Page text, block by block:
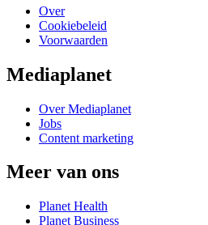
Over
Cookiebeleid
Voorwaarden
Mediaplanet
Over Mediaplanet
Jobs
Content marketing
Meer van ons
Planet Health
Planet Business